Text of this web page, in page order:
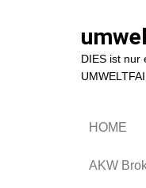
DIES ist nur
HOME
AKW